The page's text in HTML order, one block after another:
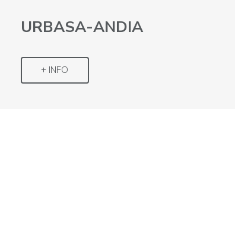
URBASA-ANDIA
+ INFO